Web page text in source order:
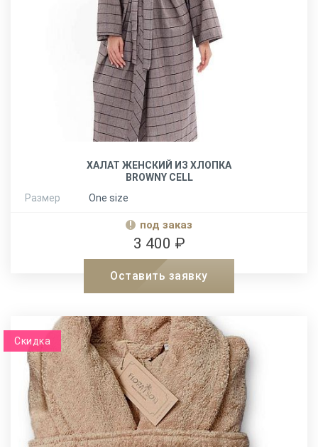
ХАЛАТ ЖЕНСКИЙ ИЗ ХЛОПКА
BROWNY CELL
Размер
One size
под заказ
3 400 ₽
Оставить заявку
Скидка